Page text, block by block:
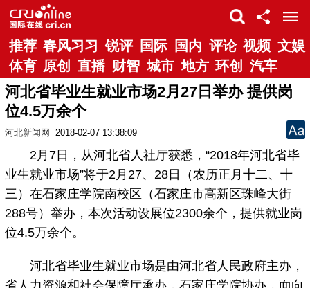
推荐 春风习习 锐评 国际 国内 评论 视频 文娱
体育 原创 直播 财智 城市 地方 环创 汽车
河北省毕业生就业市场2月27日举办 提供岗
位4.5万余个
河北新闻网 2018-02-07 13:38:09
2月7日，从河北省人社厅获悉，“2018年河北省毕
业生就业市场”将于2月27、28日（农历正月十二、十
三）在石家庄学院南校区（石家庄市高新区珠峰大街
288号）举办，本次活动设展位2300余个，提供就业岗
位4.5万余个。
河北省毕业生就业市场是由河北省人民政府主办，